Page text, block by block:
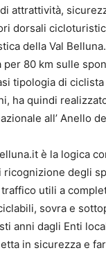
attrattività,
dorsali
della Val
80 km sulle
tipologia di
ha quindi
all’ Anello
è la logica
ricognizione degli
utili a
sovra e
anni dagli Enti
in sicurezza e